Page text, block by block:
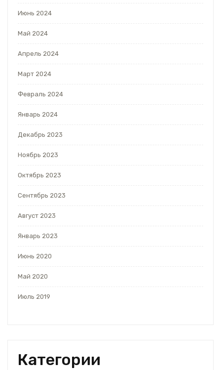
Июнь 2024
Май 2024
Апрель 2024
Март 2024
Февраль 2024
Январь 2024
Декабрь 2023
Ноябрь 2023
Октябрь 2023
Сентябрь 2023
Август 2023
Январь 2023
Июнь 2020
Май 2020
Июль 2019
Категории